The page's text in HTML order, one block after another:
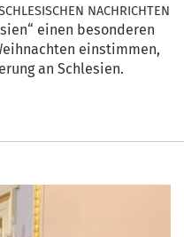
NACHRICHTEN
einen beson­de­ren
ein­stim­men,
an Schlesien.